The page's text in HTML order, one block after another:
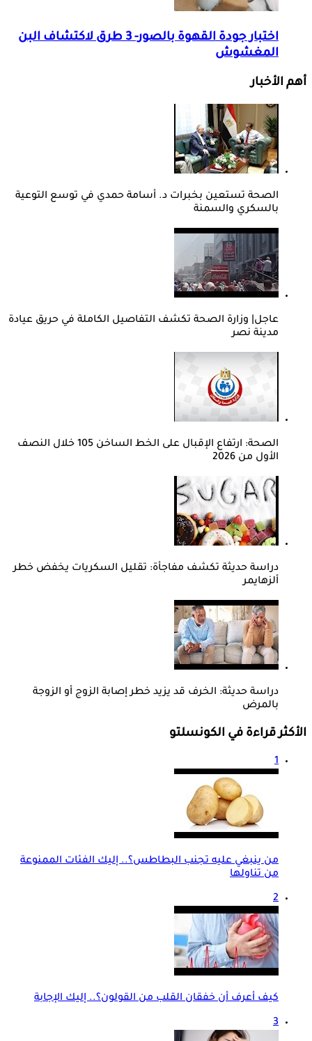
اختبار جودة القهوة بالصور- 3 طرق لاكتشاف البن
المغشوش
أهم الأخبار
الصحة تستعين بخبرات د. أسامة حمدي في توسع التوعية
بالسكري والسمنة
عاجل| وزارة الصحة تكشف التفاصيل الكاملة في حريق عيادة
مدينة نصر
الصحة: ارتفاع الإقبال على الخط الساخن 105 خلال النصف
الأول من 2026
دراسة حديثة تكشف مفاجأة: تقليل السكريات يخفض خطر
ألزهايمر
دراسة حديثة: الخرف قد يزيد خطر إصابة الزوج أو الزوجة
بالمرض
الأكثر قراءة في الكونسلتو
1
من ينبغي عليه تجنب البطاطس؟.. إليك الفئات الممنوعة
من تناولها
2
كيف أعرف أن خفقان القلب من القولون؟.. إليك الإجابة
3